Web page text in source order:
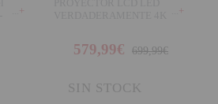
+ +
579,99€ 699,99€
SIN STOCK